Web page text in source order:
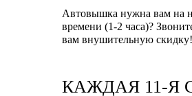
Автовышка нужна вам на
времени (1-2 часа)?
вам внушительную скидку!
КАЖДАЯ 11-Я